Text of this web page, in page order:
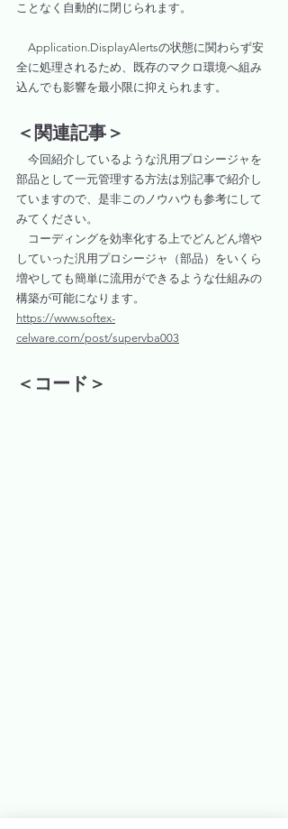
ことなく自動的に閉じられます。
Application.DisplayAlertsの状態に関わらず安
全に処理されるため、既存のマクロ環境へ組み
込んでも影響を最小限に抑えられます。
＜関連記事＞
今回紹介しているような汎用プロシージャを
部品として一元管理する方法は別記事で紹介し
ていますので、是非このノウハウも参考にして
みてください。
コーディングを効率化する上でどんどん増や
していった汎用プロシージャ（部品）をいくら
増やしても簡単に流用ができるような仕組みの
構築が可能になります。
https://www.softex-
celware.com/post/supervba003
＜コード＞